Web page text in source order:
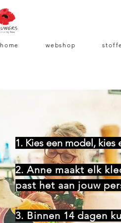
home webshop
1. Kies een model,
2. Anne maakt elk
past het aan jouw
3. Binnen 14 dagen